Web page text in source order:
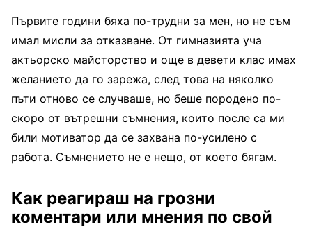
Първите години бяха по-трудни за мен, но не съм
имал мисли за отказване. От гимназията уча
актьорско майсторство и още в девети клас имах
желанието да го зарежа, след това на няколко
пъти отново се случваше, но беше породено по-
скоро от вътрешни съмнения, които после са ми
били мотиватор да се захвана по-усилено с
работа. Съмнението не е нещо, от което бягам.
Как реагираш на грозни
коментари или мнения по свой